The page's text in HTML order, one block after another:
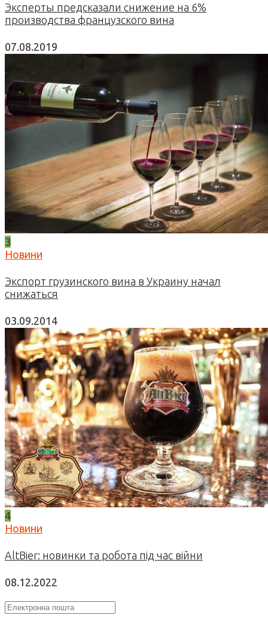
Эксперты предсказали снижение на 6%
производства французского вина
07.08.2019
3
Новини
Экспорт грузинского вина в Украину начал
снижаться
03.09.2014
4
Новини
AltBier: новинки та робота під час війни
08.12.2022